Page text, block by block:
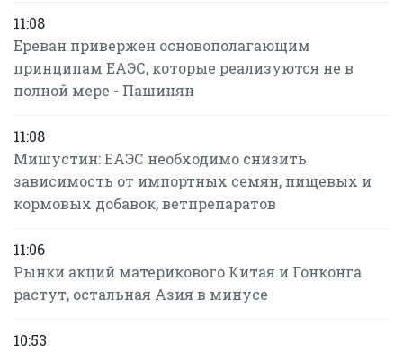
11:08
Ереван привержен основополагающим
принципам ЕАЭС, которые реализуются не в
полной мере - Пашинян
11:08
Мишустин: ЕАЭС необходимо снизить
зависимость от импортных семян, пищевых и
кормовых добавок, ветпрепаратов
11:06
Рынки акций материкового Китая и Гонконга
растут, остальная Азия в минусе
10:53